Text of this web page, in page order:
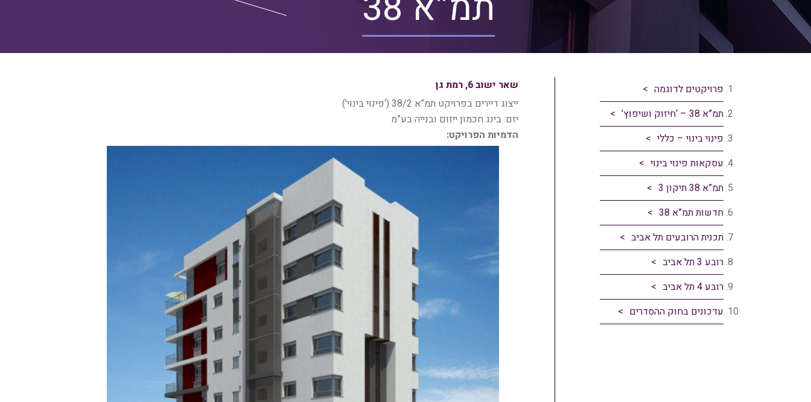
פרויקטים לדוגמה
תמ”א 38 – ‘חיזוק ושיפוץ’
פינוי בינוי – כללי
עסקאות פינוי בינוי
תמ”א 38 תיקון 3
חדשות תמ”א 38
תכנית הרובעים תל אביב
רובע 3 תל אביב
רובע 4 תל אביב
עדכונים בחוק ההסדרים
שאר ישוב 6, רמת גן
ייצוג דיירים בפרויקט תמ”א 38/2 (‘פינוי בינוי’)
יזם: בינג חכמון ייזום ובנייה בע”מ
הדמיות הפרויקט: